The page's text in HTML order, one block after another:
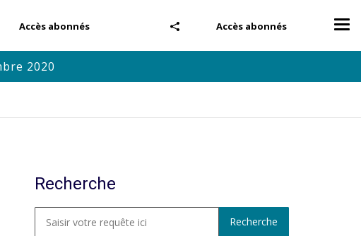
Accès abonnés
Accès abonnés
2020
Recherche